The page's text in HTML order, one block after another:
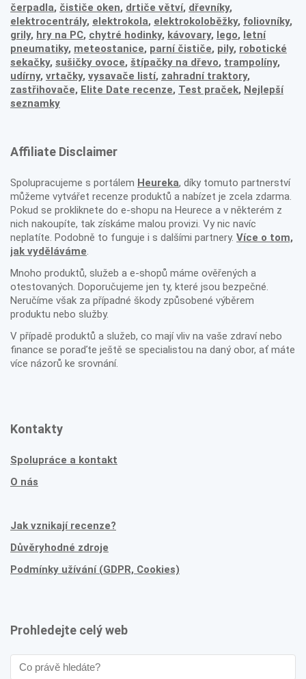
čerpadla, čističe oken, drtiče větví, dřevníky,
elektrocentrály, elektrokola, elektrokoloběžky, foliovníky,
grily, hry na PC, chytré hodinky, kávovary, lego, letní
pneumatiky, meteostanice, parní čističe, pily, robotické
sekačky, sušičky ovoce, štípačky na dřevo, trampolíny,
udírny, vrtačky, vysavače listí, zahradní traktory,
zastřihovače, Elite Date recenze, Test praček, Nejlepší
seznamky
Affiliate Disclaimer
Spolupracujeme s portálem Heureka, díky tomuto partnerství
můžeme vytvářet recenze produktů a nabízet je zcela zdarma.
Pokud se prokliknete do e-shopu na Heurece a v některém z
nich nakoupíte, tak získáme malou provizi. Vy nic navíc
neplatíte. Podobně to funguje i s dalšími partnery. Více o tom,
jak vyděláváme.
Mnoho produktů, služeb a e-shopů máme ověřených a
otestovaných. Doporučujeme jen ty, které jsou bezpečné.
Neručíme však za případné škody způsobené výběrem
produktu nebo služby.
V případě produktů a služeb, co mají vliv na vaše zdraví nebo
finance se poraďte ještě se specialistou na daný obor, ať máte
více názorů ke srovnání.
Kontakty
Spolupráce a kontakt
O nás
Jak vznikají recenze?
Důvěryhodné zdroje
Podmínky užívání (GDPR, Cookies)
Prohledejte celý web